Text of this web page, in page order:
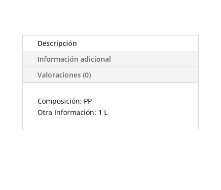
Descripción
Información adicional
Valoraciones (0)
Composición: PP
Otra Información: 1 L